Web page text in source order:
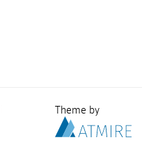
Theme by